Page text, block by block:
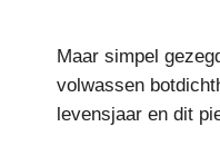
Maar simpel
volwassen
levensjaar en dit